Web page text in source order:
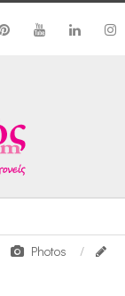
Photos